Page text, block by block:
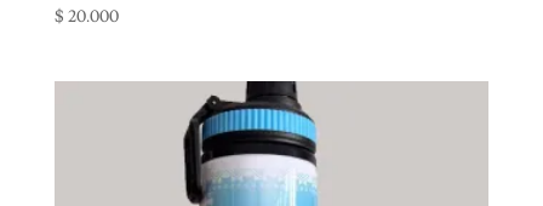
$ 20.000